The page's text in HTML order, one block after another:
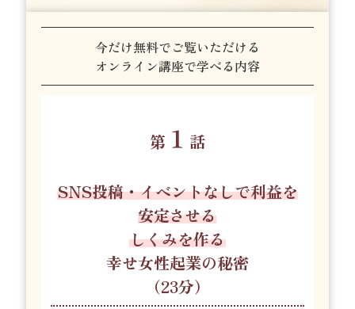
今だけ無料でご覧いただける
オンライン講座で学べる内容
第 １ 話
SNS投稿・イベントなしで利益を
安定させる
しくみを作る
幸せ女性起業の秘密
（23分）